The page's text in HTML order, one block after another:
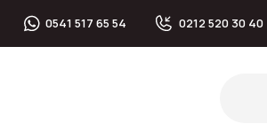
0541 517 65 54 0212 520 30 40